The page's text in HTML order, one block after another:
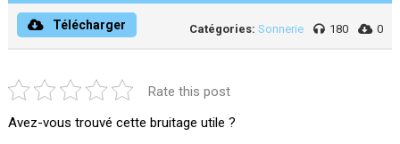
Télécharger Catégories: Sonnerie 180 0
Rate this post
Avez-vous trouvé cette bruitage utile ?